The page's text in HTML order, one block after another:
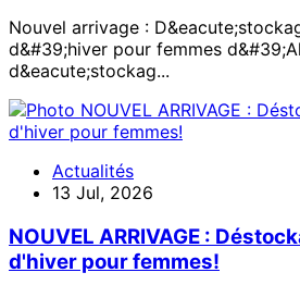
Nouvel arrivage :
d&#39;hiver pour femmes
d&eacute;stockag...
Actualités
13 Jul, 2026
NOUVEL ARRIVAGE :
d'hiver pour femmes!